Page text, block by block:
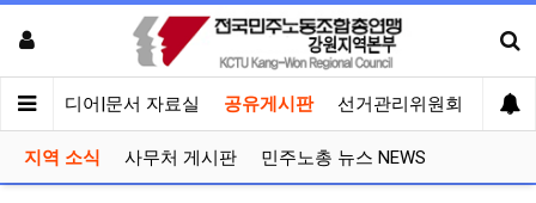
견 미디어|문서 자료실 공유게시판 선거관리위원회
지역 소식 사무처 게시판 민주노총 뉴스 NEWS